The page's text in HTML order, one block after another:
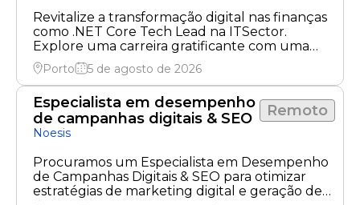
Revitalize a transformação digital nas finanças
como .NET Core Tech Lead na ITSector.
Explore uma carreira gratificante com uma
equipe dinâmica.
Porto 5 de agosto de 2026
Especialista em desempenho
de campanhas digitais & SEO
Remoto
Noesis
Procuramos um Especialista em Desempenho
de Campanhas Digitais & SEO para otimizar
estratégias de marketing digital e geração de